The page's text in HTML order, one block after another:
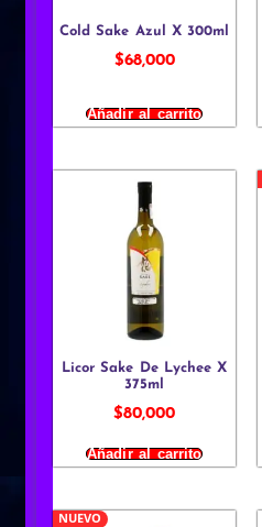
Cold Sake Azul X 300ml
$68,000
Añadir al carrito
Licor Sake De Lychee X
375ml
$80,000
Añadir al carrito
NUEVO